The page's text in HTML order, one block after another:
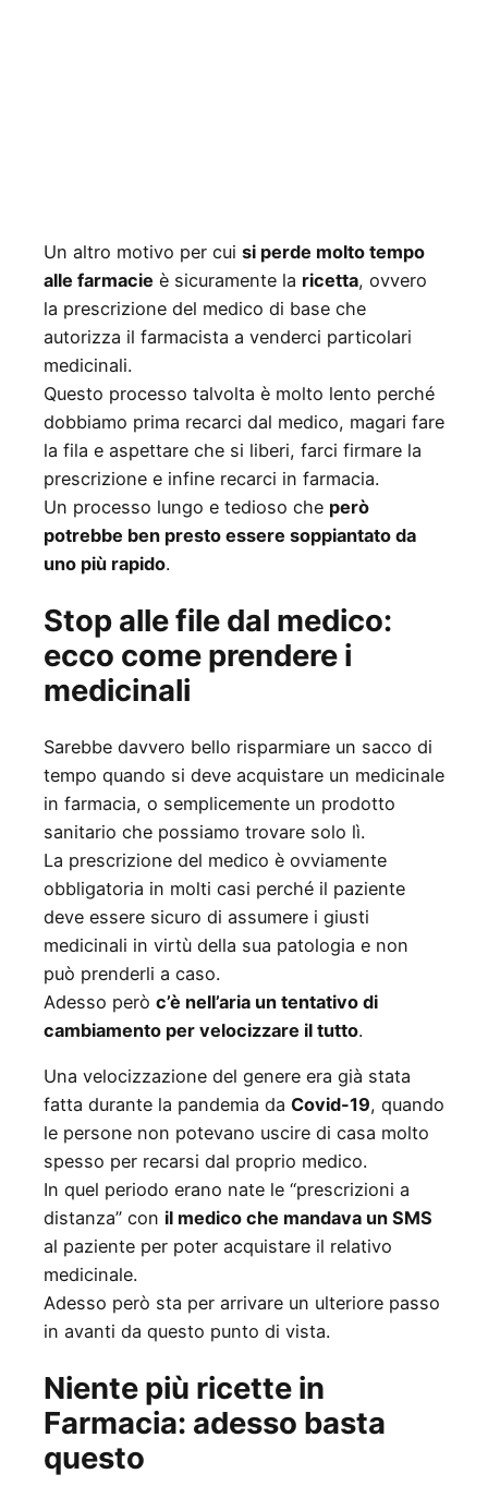
Un altro motivo per cui si perde molto tempo
alle farmacie è sicuramente la ricetta, ovvero
la prescrizione del medico di base che
autorizza il farmacista a venderci particolari
medicinali.
Questo processo talvolta è molto lento perché
dobbiamo prima recarci dal medico, magari fare
la fila e aspettare che si liberi, farci firmare la
prescrizione e infine recarci in farmacia.
Un processo lungo e tedioso che però
potrebbe ben presto essere soppiantato da
uno più rapido.
Stop alle file dal medico:
ecco come prendere i
medicinali
Sarebbe davvero bello risparmiare un sacco di
tempo quando si deve acquistare un medicinale
in farmacia, o semplicemente un prodotto
sanitario che possiamo trovare solo lì.
La prescrizione del medico è ovviamente
obbligatoria in molti casi perché il paziente
deve essere sicuro di assumere i giusti
medicinali in virtù della sua patologia e non
può prenderli a caso.
Adesso però c’è nell’aria un tentativo di
cambiamento per velocizzare il tutto.
Una velocizzazione del genere era già stata
fatta durante la pandemia da Covid-19, quando
le persone non potevano uscire di casa molto
spesso per recarsi dal proprio medico.
In quel periodo erano nate le “prescrizioni a
distanza” con il medico che mandava un SMS
al paziente per poter acquistare il relativo
medicinale.
Adesso però sta per arrivare un ulteriore passo
in avanti da questo punto di vista.
Niente più ricette in
Farmacia: adesso basta
questo